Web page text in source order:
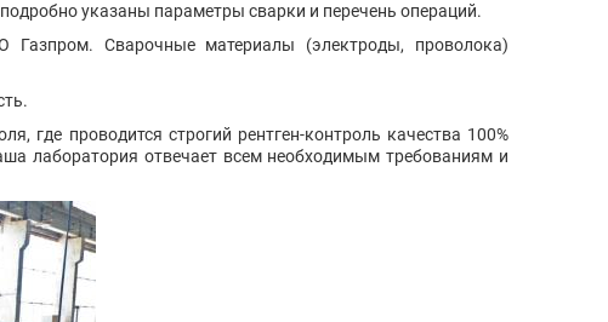
указаны параметры сварки и перечень операций.
Газпром. Сварочные материалы (электроды, проволока)
где проводится строгий рентген-контроль качества 100%
лаборатория отвечает всем необходимым требованиям и